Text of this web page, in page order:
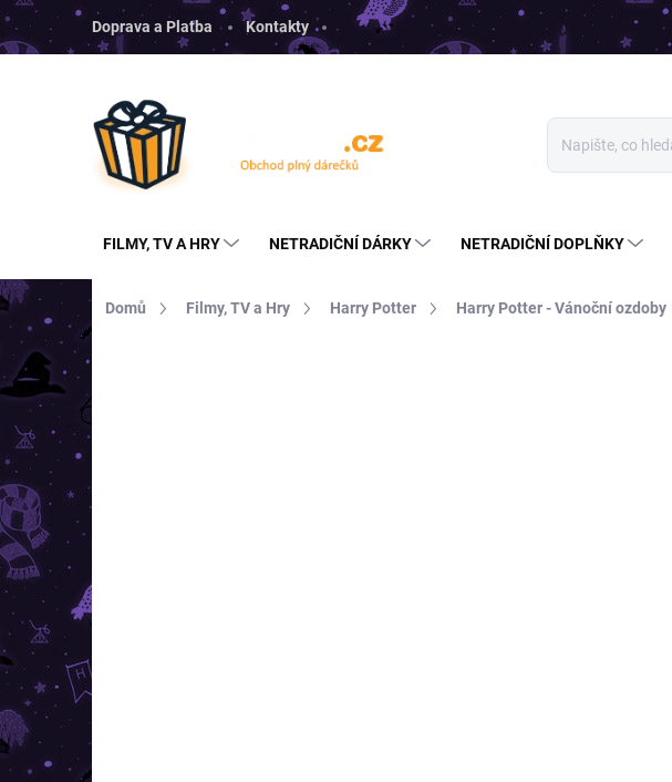
Přejít
na
obsah
Doprava a Platba Kontakty
FILMY, TV A HRY NETRADIČNÍ DÁRKY NETRADIČNÍ DOPLŇKY
Domů Filmy, TV a Hry Harry Potter Harry Potter - Vánoční ozdoby